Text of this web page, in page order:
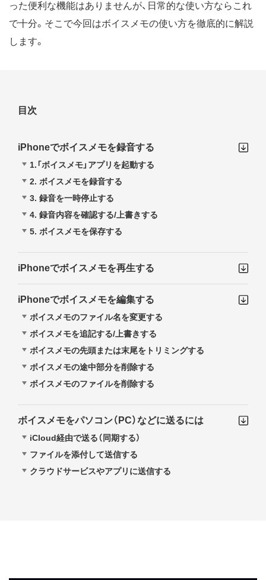
った便利な機能はありませんが、日常的な使い方ならこれ
で十分。そこで今回はボイスメモの使い方を徹底的に解説
します。
目次
iPhoneでボイスメモを録音する
1.「ボイスメモ」アプリを起動する
2. ボイスメモを録音する
3. 録音を一時停止する
4. 録音内容を確認する/上書きする
5. ボイスメモを保存する
iPhoneでボイスメモを再生する
iPhoneでボイスメモを編集する
ボイスメモのファイル名を変更する
ボイスメモを追記する/上書きする
ボイスメモの先頭または末尾をトリミングする
ボイスメモの途中部分を削除する
ボイスメモのファイルを削除する
ボイスメモをパソコン（PC）などに送るには
iCloud経由で送る（同期する）
ファイルを添付して送信する
クラウドサービスやアプリに送信する